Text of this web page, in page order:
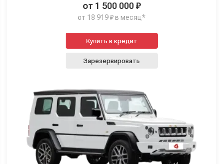
от 1 500 000 ₽
от 18 919 ₽ в месяц*
Купить в кредит
Зарезервировать